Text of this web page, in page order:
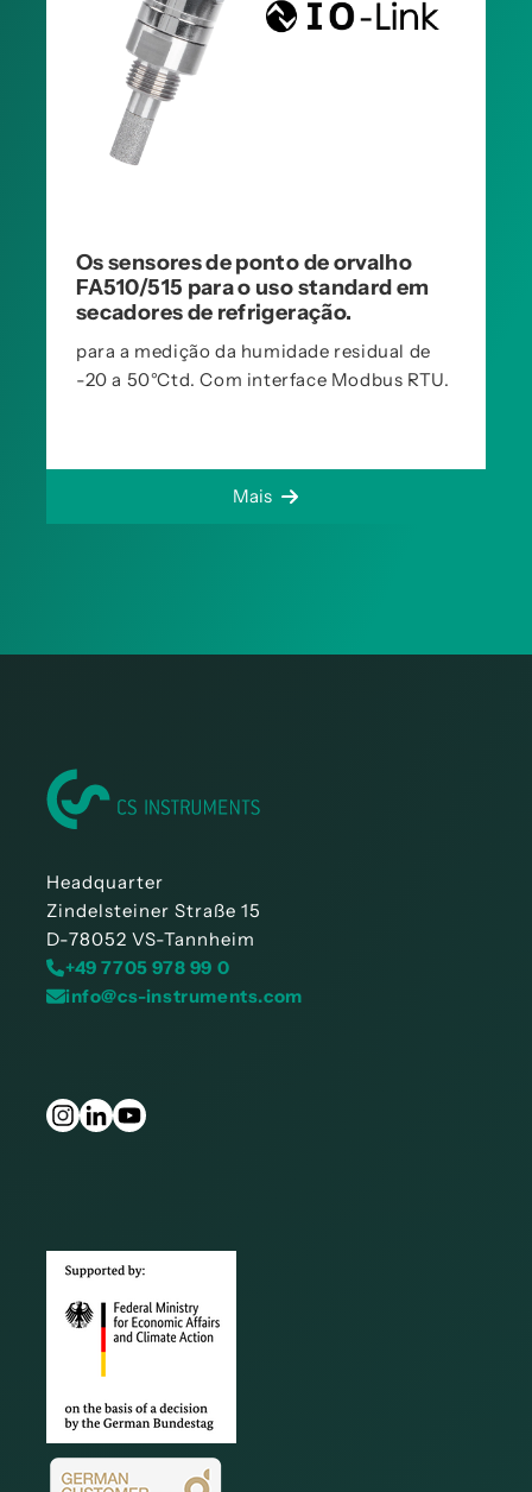
Os sensores de ponto de orvalho
FA510/515 para o uso standard em
secadores de refrigeração.
para a medição da humidade residual de
-20 a 50°Ctd. Com interface Modbus RTU.
Mais
Headquarter
Zindelsteiner Straße 15
D-78052 VS-Tannheim
+49 7705 978 99 0
info@cs-instruments.com